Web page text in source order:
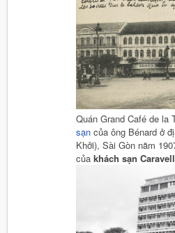
Quán Grand Café de la
sạn của ông Bénard ở
Khởi), Sài Gòn năm
của khách sạn